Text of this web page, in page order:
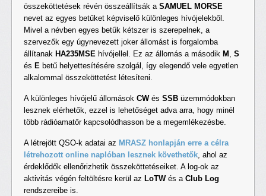
összeköttetések révén összeállítsák a SAMUEL MORSE
nevet az egyes betűket képviselő különleges hívójelekből.
Mivel a névben egyes betűk kétszer is szerepelnek, a
szervezők egy úgynevezett joker állomást is forgalomba
állítanak HA235MSE hívójellel. Ez az állomás a második M , S
és E betű helyettesítésére szolgál, így elegendő vele egyetlen
alkalommal összeköttetést létesíteni.
A különleges hívójelű állomások CWés SSB üzemmódokban
lesznek elérhetők, ezzel is lehetőséget adva arra, hogy minél
több rádióamatőr kapcsolódhasson be a megemlékezésbe.
A létrejött QSO-k adatai az MRASZ honlapján erre a célra
létrehozott online naplóban lesznek követhetők, ahol az
érdeklődők ellenőrizhetik összeköttetéseiket. A log-ok az
aktivitás végén feltöltésre kerül az LoTWés a Club Log
rendszereibe is.